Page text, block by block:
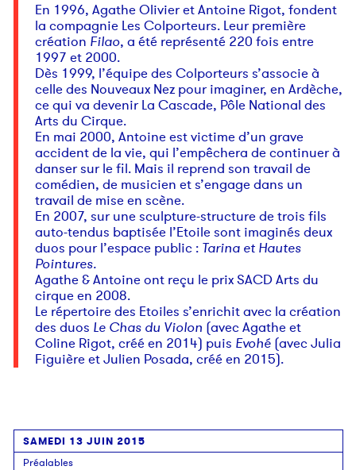
En 1996, Agathe Olivier et Antoine Rigot, fondent
la compagnie Les Colporteurs. Leur première
création Filao, a été représenté 220 fois entre
1997 et 2000.
Dès 1999, l’équipe des Colporteurs s’associe à
celle des Nouveaux Nez pour imaginer, en Ardèche,
ce qui va devenir La Cascade, Pôle National des
Arts du Cirque.
En mai 2000, Antoine est victime d’un grave
accident de la vie, qui l’empêchera de continuer à
danser sur le fil. Mais il reprend son travail de
comédien, de musicien et s’engage dans un
travail de mise en scène.
En 2007, sur une sculpture-structure de trois fils
auto-tendus baptisée l’Etoile sont imaginés deux
duos pour l’espace public : Tarina et Hautes
Pointures.
Agathe & Antoine ont reçu le prix SACD Arts du
cirque en 2008.
Le répertoire des Etoiles s’enrichit avec la création
des duos Le Chas du Violon (avec Agathe et
Coline Rigot, créé en 2014) puis Evohé (avec Julia
Figuière et Julien Posada, créé en 2015).
SAMEDI 13 JUIN 2015
Préalables